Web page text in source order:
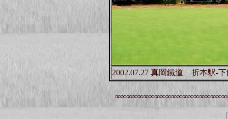
2002.07.27 真岡鐵道 折本駅-